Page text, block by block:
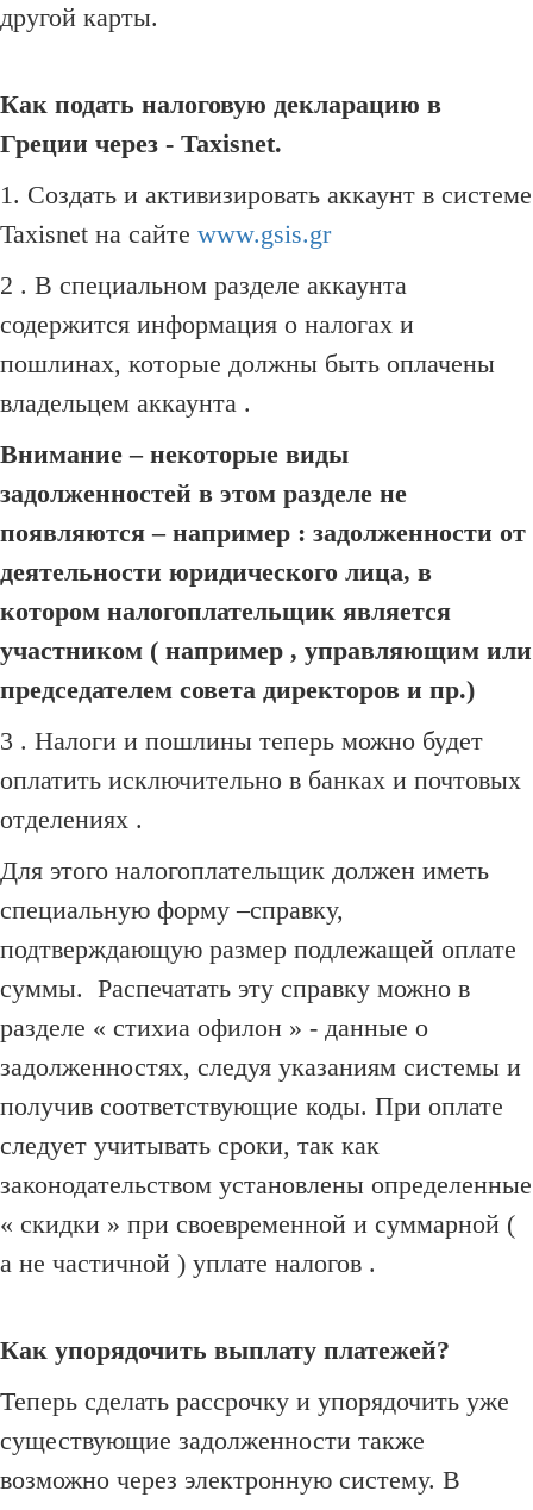
другой карты.
Как подать налоговую декларацию в
Греции через - Taxisnet.
1. Создать и активизировать аккаунт в системе
Taxisnet на сайте www.gsis.gr
2 . В специальном разделе аккаунта
содержится информация о налогах и
пошлинах, которые должны быть оплачены
владельцем аккаунта .
Внимание – некоторые виды
задолженностей в этом разделе не
появляются – например : задолженности от
деятельности юридического лица, в
котором налогоплательщик является
участником ( например , управляющим или
председателем совета директоров и пр.)
3 . Налоги и пошлины теперь можно будет
оплатить исключительно в банках и почтовых
отделениях .
Для этого налогоплательщик должен иметь
специальную форму –справку,
подтверждающую размер подлежащей оплате
суммы. Распечатать эту справку можно в
разделе « стихиа офилон » - данные о
задолженностях, следуя указаниям системы и
получив соответствующие коды. При оплате
следует учитывать сроки, так как
законодательством установлены определенные
« скидки » при своевременной и суммарной (
а не частичной ) уплате налогов .
Как упорядочить выплату платежей?
Теперь сделать рассрочку и упорядочить уже
существующие задолженности также
возможно через электронную систему. В